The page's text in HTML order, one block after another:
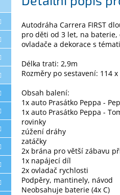
Autodráha Carrera FIRST
pro děti od 3 let, na
ovladače a dekorace s
Délka trati: 2,9m
Rozměry po sestavení: 114 x
Obsah balení:
1x auto Prasátko Peppa -
1x auto Prasátko Peppa -
rovinky
zúžení dráhy
zatáčky
2x brána pro větší zábavu
1x napájecí díl
2x ovladač rychlosti
Podpěry, mantinely, návod
Neobsahuje baterie (4x C)